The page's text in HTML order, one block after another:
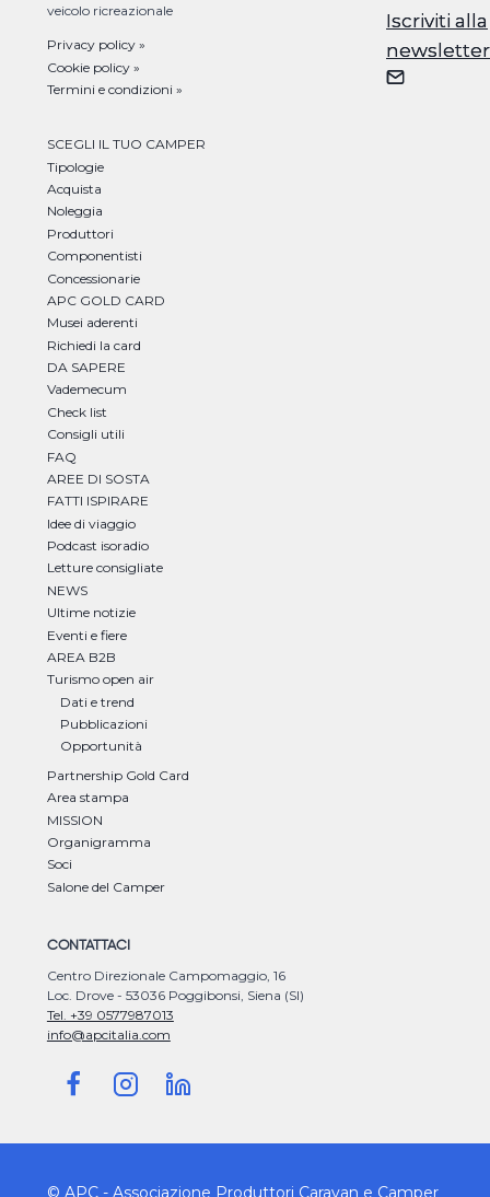
Iscriviti alla
newsletter
veicolo ricreazionale
Privacy policy »
Cookie policy »
Termini e condizioni »
SCEGLI IL TUO CAMPER
Tipologie
Acquista
Noleggia
Produttori
Componentisti
Concessionarie
APC GOLD CARD
Musei aderenti
Richiedi la card
DA SAPERE
Vademecum
Check list
Consigli utili
FAQ
AREE DI SOSTA
FATTI ISPIRARE
Idee di viaggio
Podcast isoradio
Letture consigliate
NEWS
Ultime notizie
Eventi e fiere
AREA B2B
Turismo open air
Dati e trend
Pubblicazioni
Opportunità
Partnership Gold Card
Area stampa
MISSION
Organigramma
Soci
Salone del Camper
CONTATTACI
Centro Direzionale Campomaggio, 16
Loc. Drove - 53036 Poggibonsi, Siena (SI)
Tel. +39 0577987013
info@apcitalia.com
© APC - Associazione Produttori Caravan e Camper
Iscriviti alla
newsletter